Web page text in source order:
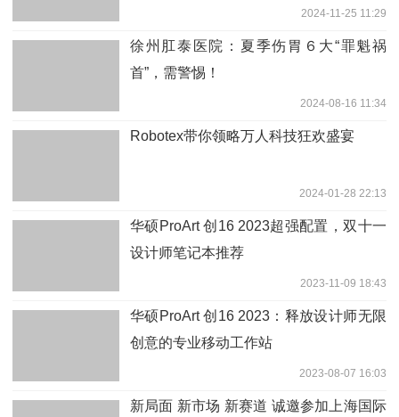
2024-11-25 11:29
徐州肛泰医院：夏季伤胃６大“罪魁祸
首”，需警惕！
2024-08-16 11:34
Robotex带你领略万人科技狂欢盛宴
2024-01-28 22:13
华硕ProArt 创16 2023超强配置，双十一
设计师笔记本推荐
2023-11-09 18:43
华硕ProArt 创16 2023：释放设计师无限
创意的专业移动工作站
2023-08-07 16:03
新局面 新市场 新赛道 诚邀参加上海国际